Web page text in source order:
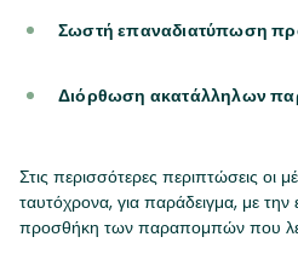
Σωστή επαναδιατύπωση
Διόρθωση ακατάλληλων
Στις περισσότερες περιπτώσεις οι
ταυτόχρονα, για παράδειγμα, με
προσθήκη των παραπομπών που